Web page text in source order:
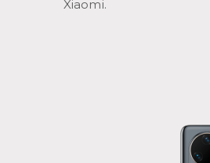
Xiaomi.